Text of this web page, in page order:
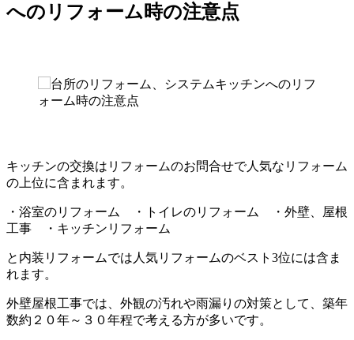
へのリフォーム時の注意点
キッチンの交換はリフォームのお問合せで人気なリフォーム
の上位に含まれます。
・浴室のリフォーム ・トイレのリフォーム ・外壁、屋根
工事 ・キッチンリフォーム
と内装リフォームでは人気リフォームのベスト3位には含ま
れます。
外壁屋根工事では、外観の汚れや雨漏りの対策として、築年
数約２０年～３０年程で考える方が多いです。